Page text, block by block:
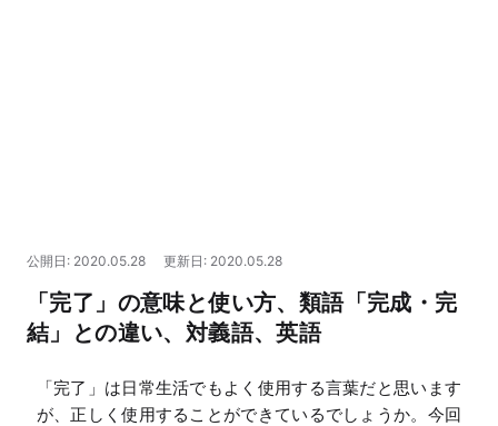
マネー
公開日: 2020.05.28 更新日: 2020.05.28
「完了」の意味と使い方、類語「完成・完
結」との違い、対義語、英語
「完了」は日常生活でもよく使用する言葉だと思います
が、正しく使用することができているでしょうか。今回